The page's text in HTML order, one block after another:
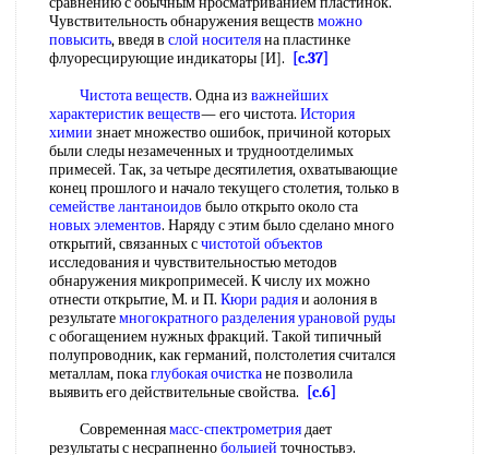
Чувствительность обнаружения веществ можно
повысить, введя в слой носителяна пластинке
флуоресцирующие индикаторы [И].
[c.37]
Чистота веществ. Одна из важнейших
характеристик веществ— его чистота. История
химии знает множество ошибок, причиной которых
были следы незамеченных и трудноотделимых
примесей. Так, за четыре десятилетия, охватывающие
конец прошлого и начало текущего столетия, только в
семействе лантаноидов было открыто около ста
новых элементов. Наряду с этим было сделано много
открытий, связанных счистотой объектов
исследования и чувствительностью методов
обнаружения микропримесей. К числу их можно
отнести открытие, М. и П. Кюри радияи аолония в
результатемногократного разделенияурановой руды
с обогащением нужных фракций. Такой типичный
полупроводник, как германий, полстолетия считался
металлам, покаглубокая очисткане позволила
выявить его действительные свойства.
[c.6]
Современнаямасс-спектрометриядает
результаты с несрапненноболыией точностьвэ.